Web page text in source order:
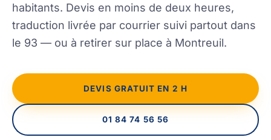
habitants. Devis en moins de deux heures,
traduction livrée par courrier suivi partout dans
le 93 — ou à retirer sur place à Montreuil.
DEVIS GRATUIT EN 2 H
01 84 74 56 56